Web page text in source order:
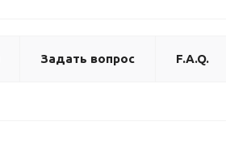
Задать вопрос F.A.Q.